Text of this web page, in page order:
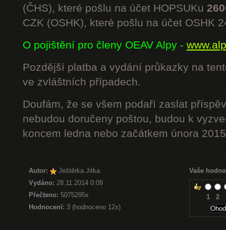
(ČHS), které pošlu na účet HOPSUKu
CZK (OSHK), které pošlu na účet OSHK
O pojištění pro členy OEAV Alpy -
Pozdější platba a vydání průkazky na
ve zvláštních případech.
Doufám, že se všem podaří zaslat
nebudou doručeny poštou, budou k
koncem ledna nebo začátkem února
Autor:
Ještěrka.Jitka
Vydáno: 28.11.2014 0:09
Přečteno:5075295x
Hodnocení: 3 (hodnoceno 12x)
Vaše
1 2